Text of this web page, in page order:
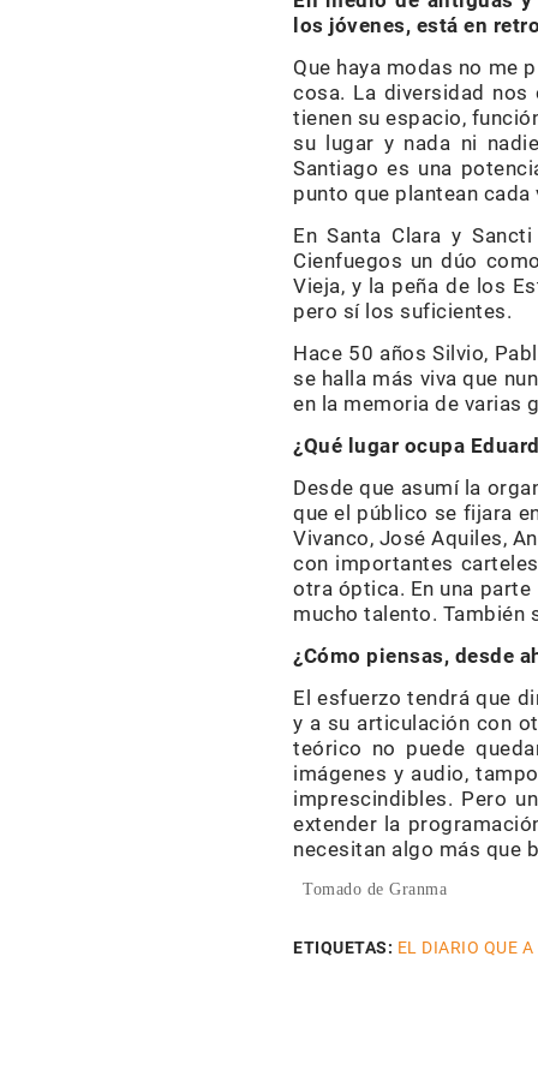
los jóvenes, está en
Que haya modas no me
cosa. La diversidad
tienen su espacio,
su lugar y nada ni
Santiago es una
punto que plantean
En Santa Clara y
Cienfuegos un dúo
Vieja, y la peña de los
pero sí los suficientes.
Hace 50 años Silvio,
se halla más viva que
en la memoria de varias
¿Qué lugar ocupa
Desde que asumí la
que el público se fijara
Vivanco, José Aquiles,
con importantes
otra óptica. En una parte
mucho talento. También
¿Cómo piensas, desde
El esfuerzo tendrá que
y a su articulación con
teórico no puede
imágenes y audio,
imprescindibles. Pero
extender la
necesitan algo más que
Tomado de Granma
ETIQUETAS: EL DIARIO QUE